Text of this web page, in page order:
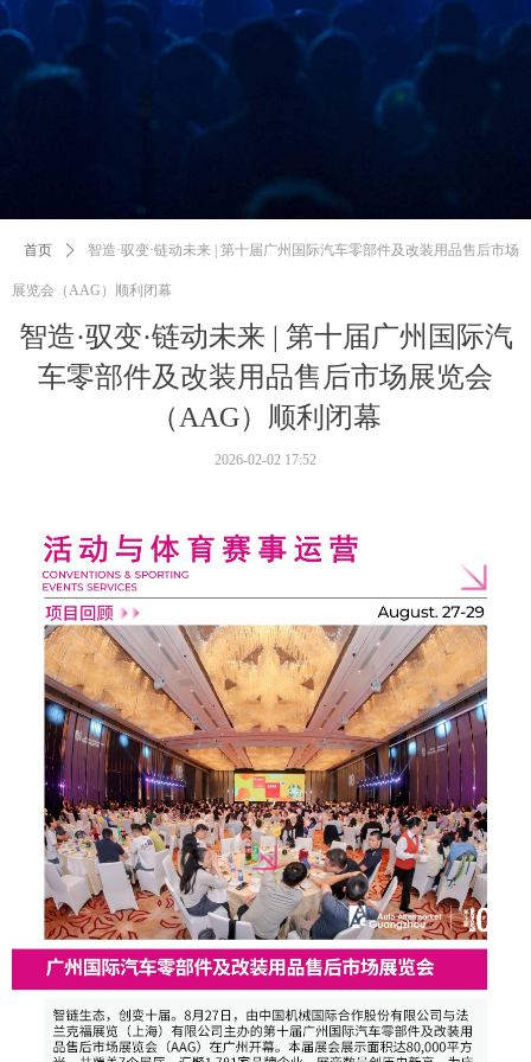
智造·驭变·链动未来 | 第十届广州国际汽
车零部件及改装用品售后市场展览会
（AAG）顺利闭幕
首页 ꄲ 智造·驭变·链动未来 | 第十届广州国际汽车零部件及改装用品售后市场
展览会（AAG）顺利闭幕
2026-02-02 17:52